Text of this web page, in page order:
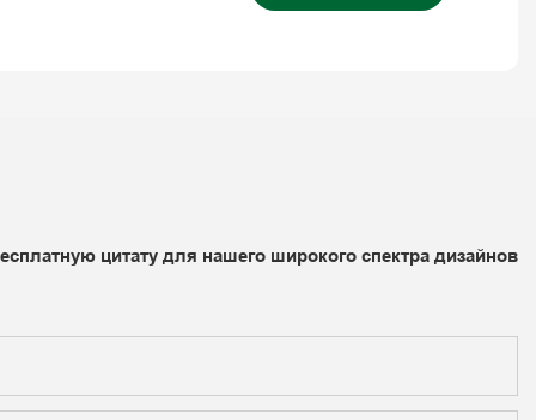
цитату для нашего широкого спектра дизайнов